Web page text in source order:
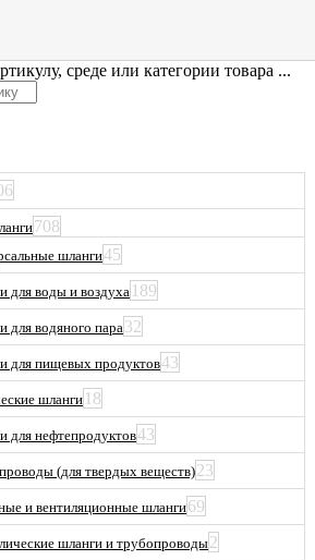
среде или категории товара ...
708
шланги45
для воды и воздуха 189
для водяного пара32
для пищевых продуктов43
шланги 18
для нефтепродуктов43
(для твердых веществ)23
и вентиляционные шланги69
шланги и трубопроводы2